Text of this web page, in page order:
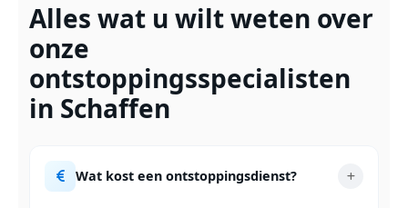
Alles wat u wilt weten over
onze
ontstoppingsspecialisten
in Schaffen
Wat kost een ontstoppingsdienst?